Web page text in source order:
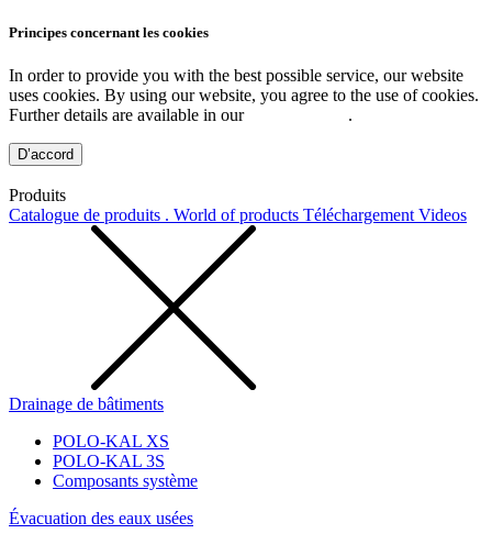
Principes concernant les cookies
In order to provide you with the best possible service, our website
uses cookies. By using our website, you agree to the use of cookies.
Further details are available in our
.
D’accord
Produits
Catalogue de produits . World of products Téléchargement Videos
Drainage de bâtiments
POLO-KAL XS
POLO-KAL 3S
Composants système
Évacuation des eaux usées